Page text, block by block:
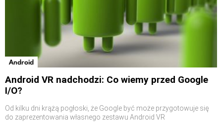
Android
Android VR nadchodzi: Co wiemy przed Google
I/O?
Od kilku dni krążą pogłoski, że Google być może przygotowuje się
do zaprezentowania własnego zestawu Android VR